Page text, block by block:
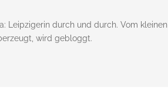
Leipzigerin durch und durch. Vom kleinen
wird gebloggt.